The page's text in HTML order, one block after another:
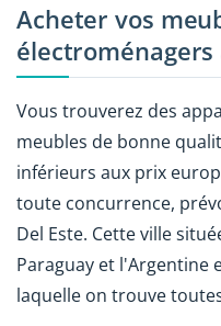
Acheter vos
électroménagers
Vous trouverez des
meubles de bonne
inférieurs aux prix
toute concurrence,
Del Este. Cette ville
Paraguay et l'Argentine
laquelle on trouve